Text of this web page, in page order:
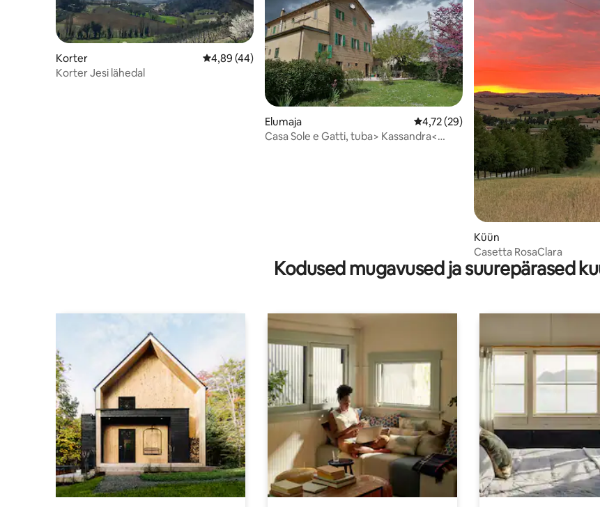
Korter Keskmine hinnang 4,89/5, 44 hinnangut
4,89 (44)
Korter Jesi lähedal
Elumaja Keskmine hinnang 4,72/5, 29
4,72 (29)
Casa Sole e Gatti, tuba> Kassandra<
Küün
Casetta RosaClara
Kodused mugavused ja suurepärased